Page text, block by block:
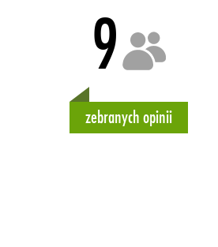
9
zebranych opinii